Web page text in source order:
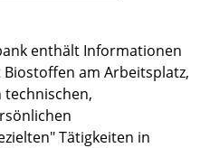
enthält Informationen
am Arbeitsplatz,
technischen,
Tätigkeiten in